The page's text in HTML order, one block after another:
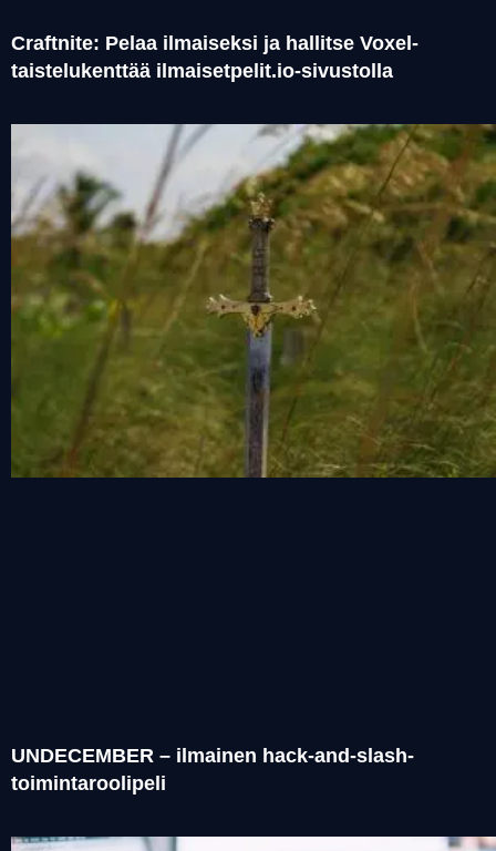
Craftnite: Pelaa ilmaiseksi ja hallitse Voxel-
taistelukenttää ilmaisetpelit.io-sivustolla
UNDECEMBER – ilmainen hack-and-slash-
toimintaroolipeli